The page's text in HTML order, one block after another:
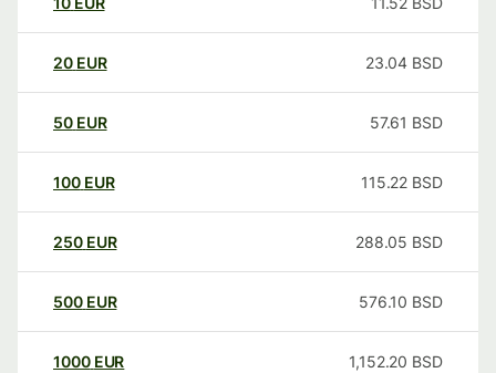
20 EUR 23.04 BSD
50 EUR 57.61 BSD
100 EUR 115.22 BSD
250 EUR 288.05 BSD
500 EUR 576.10 BSD
1000 EUR 1,152.20 BSD